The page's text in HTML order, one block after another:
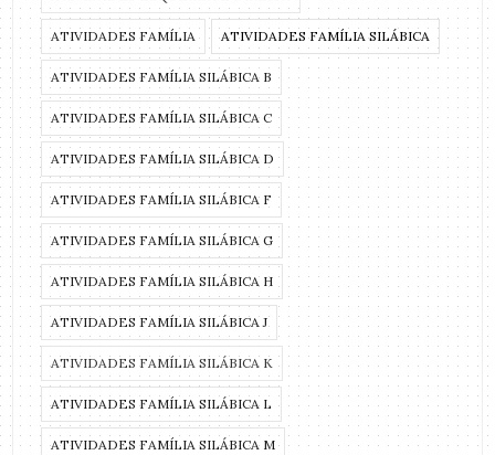
ATIVIDADES FAMÍLIA ATIVIDADES FAMÍLIA SILÁBICA
ATIVIDADES FAMÍLIA SILÁBICA B
ATIVIDADES FAMÍLIA SILÁBICA C
ATIVIDADES FAMÍLIA SILÁBICA D
ATIVIDADES FAMÍLIA SILÁBICA F
ATIVIDADES FAMÍLIA SILÁBICA G
ATIVIDADES FAMÍLIA SILÁBICA H
ATIVIDADES FAMÍLIA SILÁBICA J
ATIVIDADES FAMÍLIA SILÁBICA K
ATIVIDADES FAMÍLIA SILÁBICA L
ATIVIDADES FAMÍLIA SILÁBICA M